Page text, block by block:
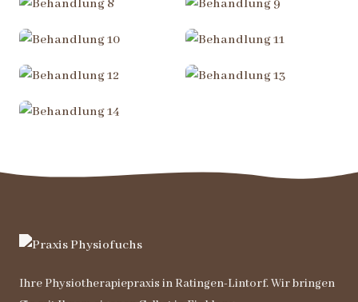
Ihre Physiotherapiepraxis in Ratingen-Lintorf. Wir bringen